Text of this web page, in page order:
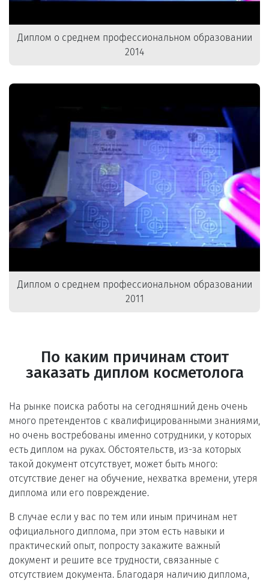
Диплом о среднем профессиональном образовании
2014
Диплом о среднем профессиональном образовании
2011
По каким причинам стоит
заказать диплом косметолога
На рынке поиска работы на сегодняшний день очень
много претендентов с квалифицированными знаниями,
но очень востребованы именно сотрудники, у которых
есть диплом на руках. Обстоятельств, из-за которых
такой документ отсутствует, может быть много:
отсутствие денег на обучение, нехватка времени, утеря
диплома или его повреждение.
В случае если у вас по тем или иным причинам нет
официального диплома, при этом есть навыки и
практический опыт, попросту закажите важный
документ и решите все трудности, связанные с
отсутствием документа. Благодаря наличию диплома,